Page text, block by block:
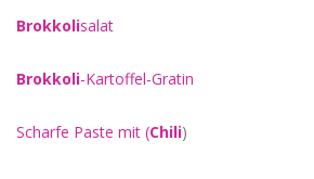
Brokkolisalat
Brokkoli-Kartoffel-Gratin
Scharfe Paste mit (Chili)